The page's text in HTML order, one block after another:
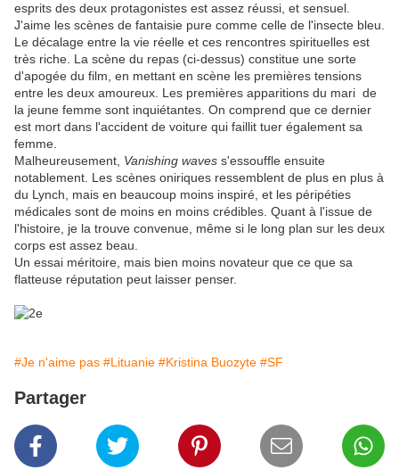
esprits des deux protagonistes est assez réussi, et sensuel.
J'aime les scènes de fantaisie pure comme celle de l'insecte bleu.
Le décalage entre la vie réelle et ces rencontres spirituelles est
très riche. La scène du repas (ci-dessus) constitue une sorte
d'apogée du film, en mettant en scène les premières tensions
entre les deux amoureux. Les premières apparitions du mari de
la jeune femme sont inquiétantes. On comprend que ce dernier
est mort dans l'accident de voiture qui faillit tuer également sa
femme.
Malheureusement, Vanishing waves s'essouffle ensuite
notablement. Les scènes oniriques ressemblent de plus en plus à
du Lynch, mais en beaucoup moins inspiré, et les péripéties
médicales sont de moins en moins crédibles. Quant à l'issue de
l'histoire, je la trouve convenue, même si le long plan sur les deux
corps est assez beau.
Un essai méritoire, mais bien moins novateur que ce que sa
flatteuse réputation peut laisser penser.
#Je n'aime pas #Lituanie #Kristina Buozyte #SF
Partager